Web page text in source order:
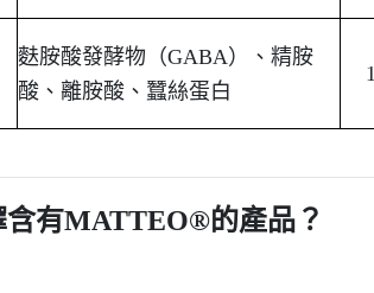
麩胺酸發酵物（GABA）、精胺
酸、離胺酸、蠶絲蛋白
含有MATTEO®的產品？